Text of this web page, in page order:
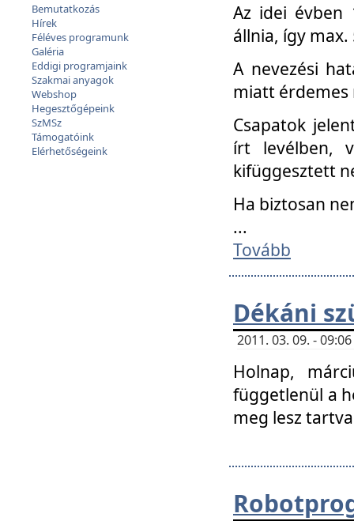
Bemutatkozás
Hírek
Féléves programunk
Galéria
Eddigi programjaink
Szakmai anyagok
Webshop
Hegesztőgépeink
SzMSz
Támogatóink
Elérhetőségeink
Az idei évben
állnia, így
A nevezési
miatt érdemes
Csapatok
írt levélben,
kifüggesztett
Ha biztosan
...
Tovább
Dékáni
2011. 03. 09. -
Holnap,
függetlenül a
meg lesz